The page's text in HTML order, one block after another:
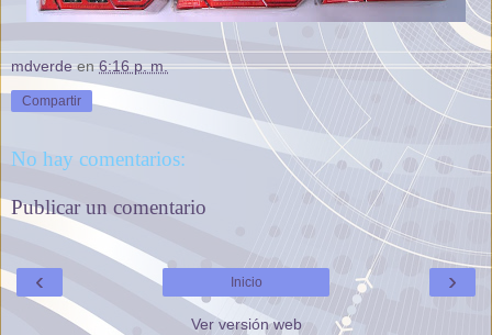
mdverde en6:16 p. m.
Compartir
No hay comentarios:
Publicar un comentario
‹ ›
Inicio
Ver versión web